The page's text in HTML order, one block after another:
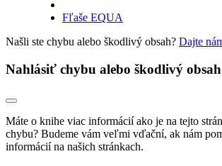
Fľaše EQUA
Našli ste chybu alebo škodlivý obsah? Dajte
Nahlásiť chybu alebo škodlivý obsah
Máte o knihe viac informácií ako je na tejto
chybu? Budeme vám veľmi vďační, ak nám
informácií na našich stránkach.